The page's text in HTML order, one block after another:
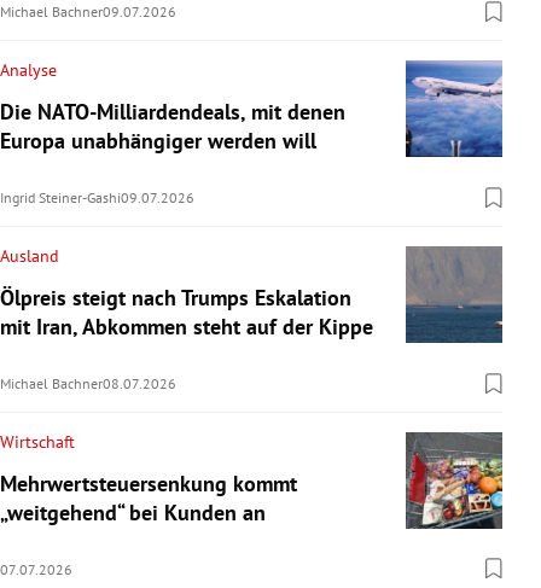
Michael Bachner09.07.2026
Analyse
Die NATO-Milliardendeals, mit denen
Europa unabhängiger werden will
Ingrid Steiner-Gashi09.07.2026
Ausland
Ölpreis steigt nach Trumps Eskalation
mit Iran, Abkommen steht auf der Kippe
Michael Bachner08.07.2026
Wirtschaft
Mehrwertsteuersenkung kommt
„weitgehend“ bei Kunden an
07.07.2026